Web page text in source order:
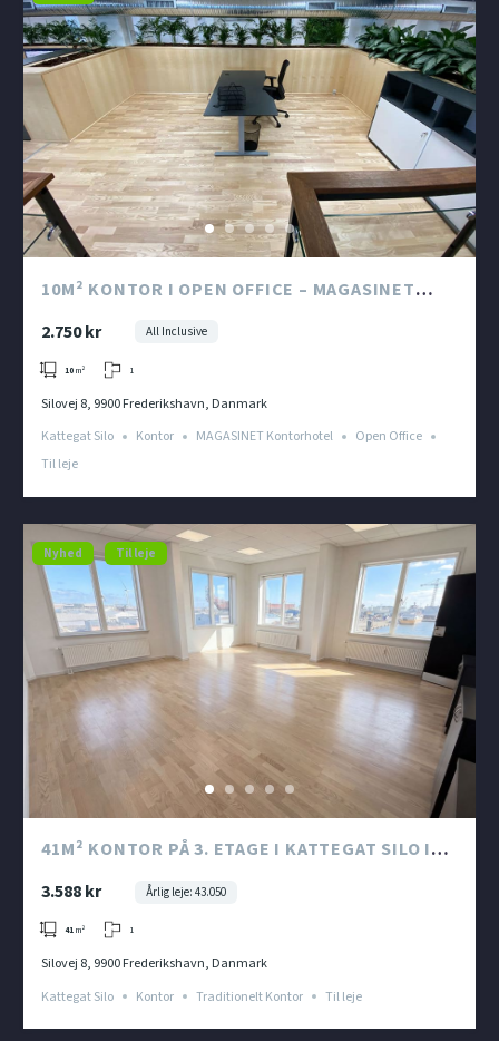
10M² KONTOR I OPEN OFFICE – MAGASINET
2.750 kr All Inclusive
10 m² 1
Silovej 8, 9900 Frederikshavn, Danmark
Kattegat Silo
Kontor MAGASINET Kontorhotel
Open Office
Til leje
Nyhed Til leje
41M² KONTOR PÅ 3. ETAGE I KATTEGAT SILO I
3.588 kr Årlig leje: 43.050
41 m² 1
Silovej 8, 9900 Frederikshavn, Danmark
Kattegat Silo
Kontor Traditionelt Kontor Til leje